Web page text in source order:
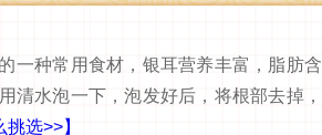
一种常用食材，银耳营养丰富，脂肪含
清水泡一下，泡发好后，将根部去掉，
挑选>>】